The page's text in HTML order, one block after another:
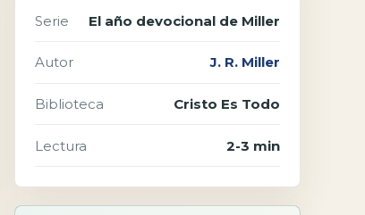
Serie El año devocional de Miller
Autor J. R. Miller
Biblioteca Cristo Es Todo
Lectura 2-3 min